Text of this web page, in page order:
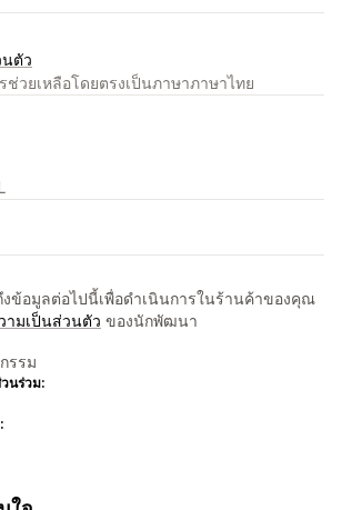
ตัว
วยเหลือโดยตรงเป็นภาษาภาษาไทย
ข้อมูลต่อไปนี้เพื่อดำเนินการในร้านค้าของคุณ
ามเป็นส่วนตัว ของนักพัฒนา
รรม
นร่วม: